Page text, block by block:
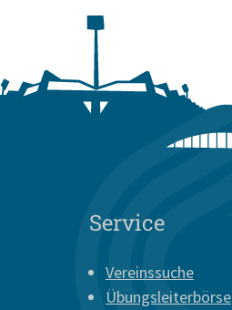
Service
Vereinssuche
Übungsleiterbörse